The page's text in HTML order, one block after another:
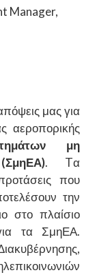
Manager,
μας για
αεροπορικής
μη
. Tα
που
την
στο πλαίσιο
τα ΣμηΕΑ.